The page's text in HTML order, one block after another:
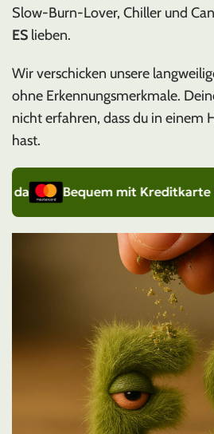
Slow-Burn-Lover, Chiller und
ES lieben.
Wir verschicken unsere
ohne Erkennungsmerkmale.
nicht erfahren, dass du in einem
hast.
mit Kreditkarte bezahlen (Visa